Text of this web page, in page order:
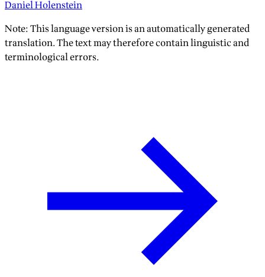
Daniel Holenstein
Note: This language version is an automatically generated
translation. The text may therefore contain linguistic and
terminological errors.